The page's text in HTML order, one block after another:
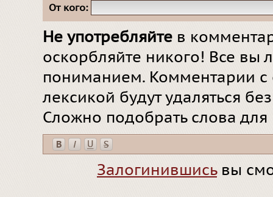
От кого:
Не употребляйте в
оскорбляйте никого! Все вы
пониманием. Комментарии
лексикой будут удаляться
Сложно подобрать слова
Залогинившисьвы